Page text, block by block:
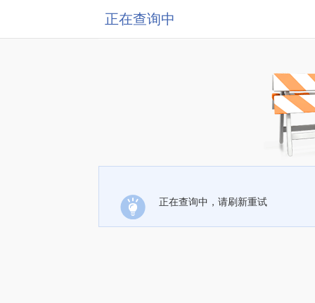
正在查询中
正在查询中，请刷新重试